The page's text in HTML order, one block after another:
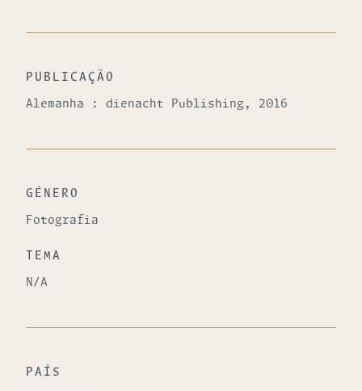
PUBLICAÇÃO
Alemanha : dienacht Publishing, 2016
GÉNERO
Fotografia
TEMA
N/A
PAÍS